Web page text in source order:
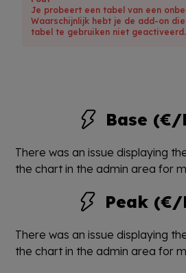
Je probeert een tabel van een
Waarschijnlijk hebt je de add-on
tabel te gebruiken niet geactiveerd.
Base (€/
There was an issue displaying
the chart in the admin area for
Peak (€/
There was an issue displaying
the chart in the admin area for